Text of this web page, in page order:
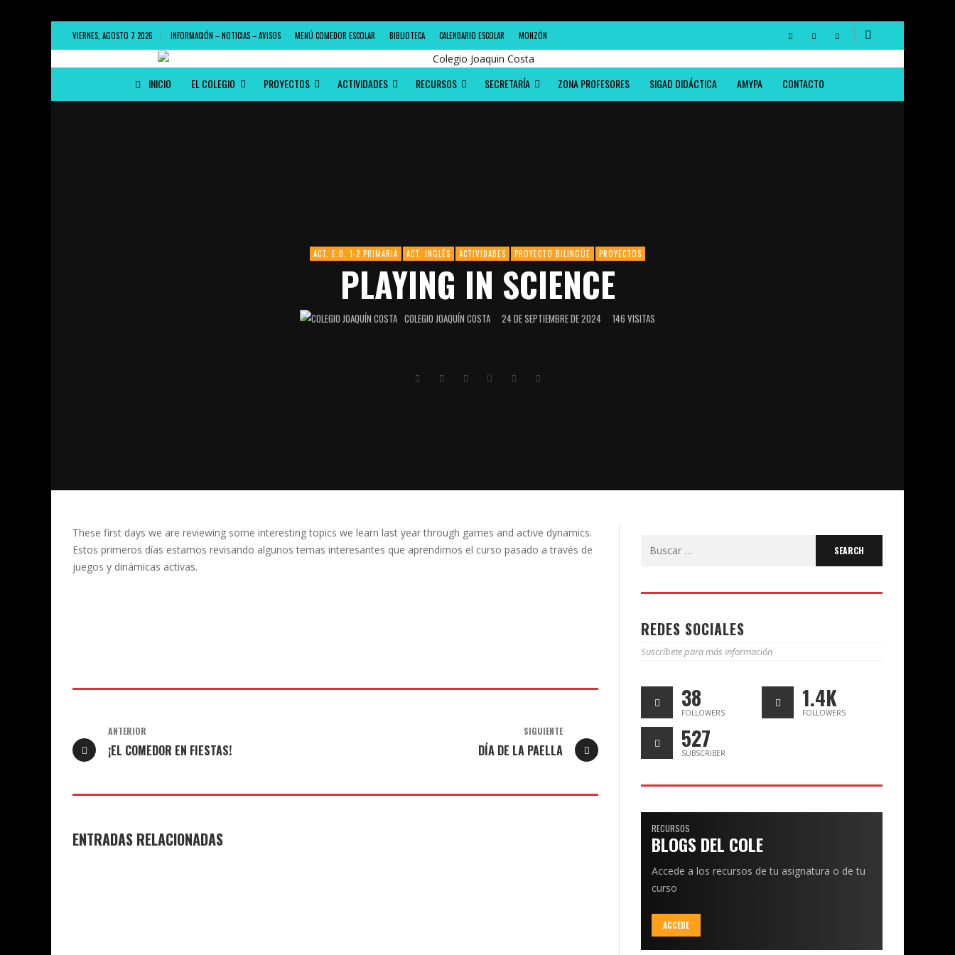
VIERNES, AGOSTO 7 2026 INFORMACIÓN – NOTICIAS – AVISOS MENÚ COMEDOR ESCOLAR BIBLIOTECA CALENDARIO ESCOLAR MONZÓN
INICIO EL COLEGIO PROYECTOS ACTIVIDADES RECURSOS SECRETARÍA ZONA PROFESORES SIGAD DIDÁCTICA AMYPA CONTACTO
ACT. E.D. 1-2 PRIMARIA ACT. INGLÉS ACTIVIDADES PROYECTO BILINGÜE PROYECTOS
PLAYING IN SCIENCE
COLEGIO JOAQUÍN COSTA 24 DE SEPTIEMBRE DE 2024 146 VISITAS
These first days we are reviewing some interesting topics we learn last year through games and active dynamics.
Estos primeros días estamos revisando algunos temas interesantes que aprendimos el curso pasado a través de
juegos y dinámicas activas.
ANTERIOR
¡EL COMEDOR EN FIESTAS!
SIGUIENTE
DÍA DE LA PAELLA
ENTRADAS RELACIONADAS
REDES SOCIALES
Suscríbete para más información
38
FOLLOWERS
1.4K
FOLLOWERS
527
SUBSCRIBER
RECURSOS
BLOGS DEL COLE
Accede a los recursos de tu asignatura o de tu
curso
ACCEDE